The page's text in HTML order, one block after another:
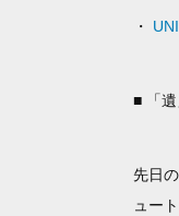
・
■ 「
先日
ュー